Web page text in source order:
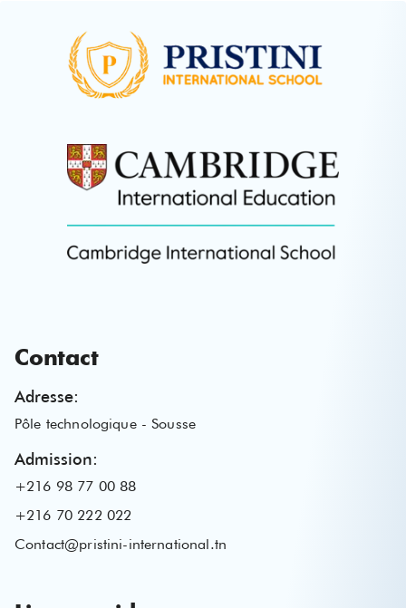
Contact
Adresse:
Pôle technologique - Sousse
Admission:
+216 98 77 00 88
+216 70 222 022
Contact@pristini-international.tn